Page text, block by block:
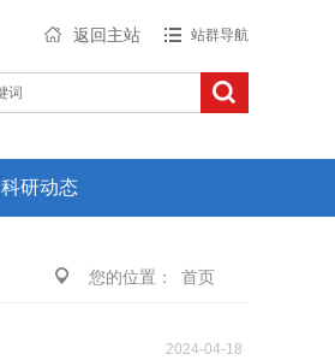
返回主站 站群导航
科研动态
您的位置： 首页
2024-04-18